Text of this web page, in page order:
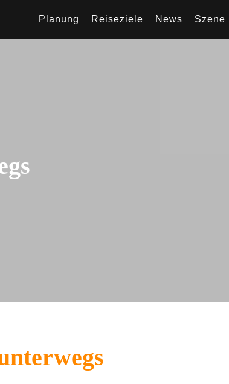
Planung Reiseziele News Szene